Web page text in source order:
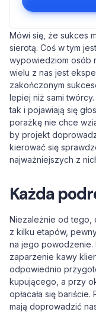
Mówi się, że sukces
sierotą. Coś w tym
wypowiedziom osób
wielu z nas jest
zakończonym
lepiej niż sami
tak i pojawiają się
porażkę nie chce
by projekt
kierować się
najważniejszych z
Każda
Niezależnie od tego,
z kilku etapów,
na jego powodzenie.
zaparzenie kawy
odpowiednio
kupującego, a przy
opłacała się
mają doprowadzić